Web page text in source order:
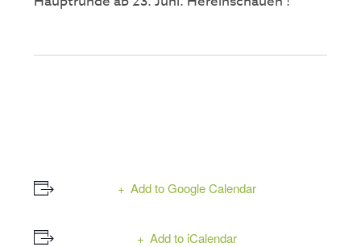
Add to Google Calendar
Add to iCalendar